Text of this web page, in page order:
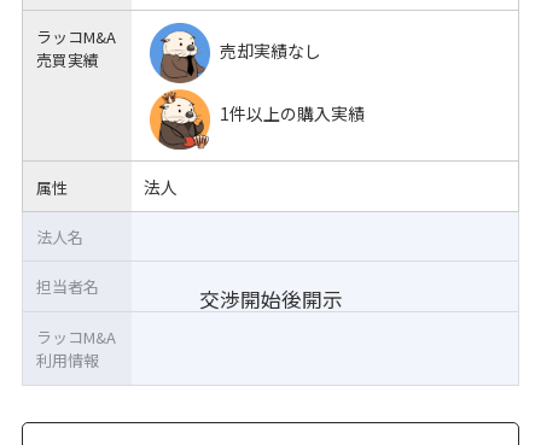
ラッコM&A
売買実績
売却実績なし
1件以上の購入実績
属性 法人
交渉開始後開示
法人名
担当者名
ラッコM&A
利用情報